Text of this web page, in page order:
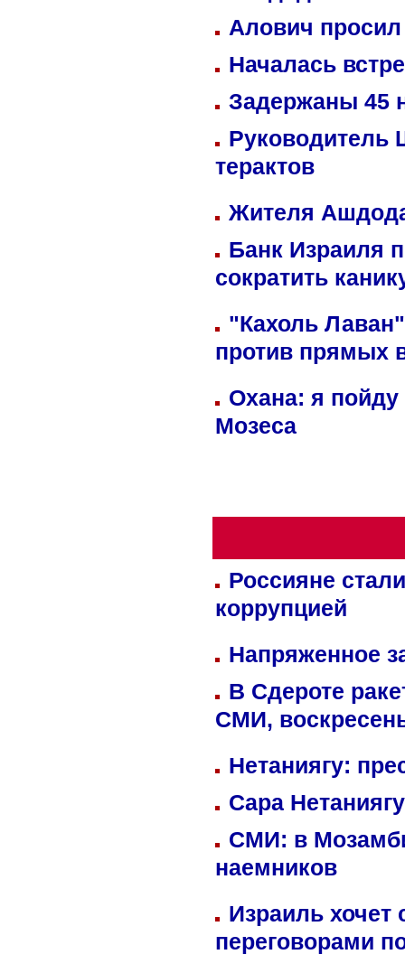
Алович просил
Началась
Задержаны 45
Руководитель
терактов
Жителя
Банк Израиля
сократить
"Кахоль
против прямых
Охана: я пойду
Мозеса
Россияне
коррупцией
Напряженное
В Сдероте
СМИ,
Нетаниягу:
Сара
СМИ: в
наемников
Израиль хочет
переговорами